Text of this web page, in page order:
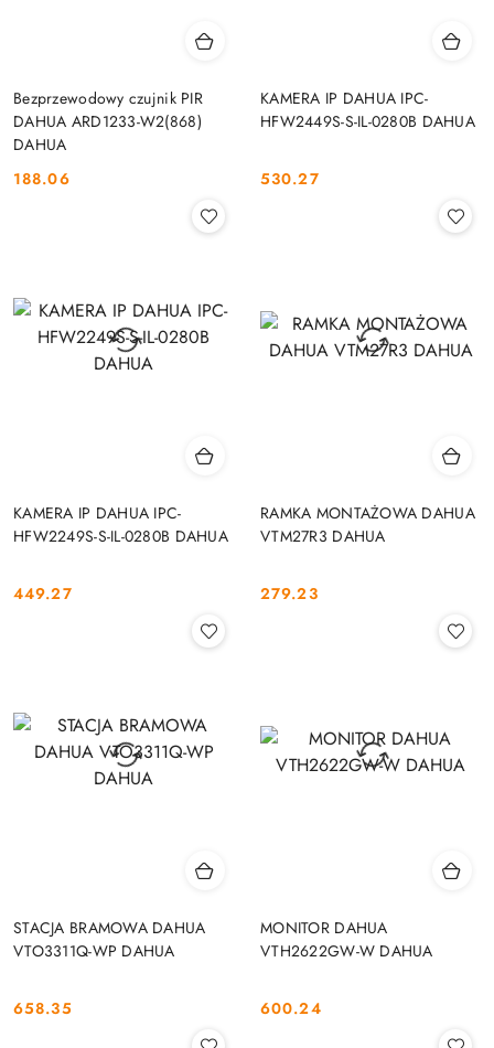
Bezprzewodowy czujnik PIR
DAHUA ARD1233-W2(868)
DAHUA
Cena:
188.06
KAMERA IP DAHUA IPC-
HFW2449S-S-IL-0280B DAHUA
Cena:
530.27
KAMERA IP DAHUA IPC-
HFW2249S-S-IL-0280B DAHUA
Cena:
449.27
RAMKA MONTAŻOWA DAHUA
VTM27R3 DAHUA
Cena:
279.23
STACJA BRAMOWA DAHUA
VTO3311Q-WP DAHUA
Cena:
658.35
MONITOR DAHUA
VTH2622GW-W DAHUA
Cena:
600.24